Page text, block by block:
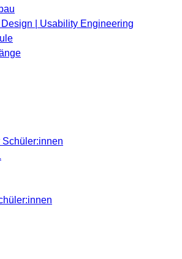
| Usability Engineering